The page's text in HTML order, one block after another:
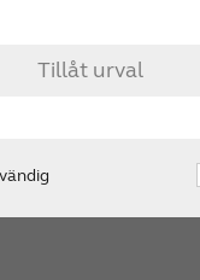
Tillåt urval